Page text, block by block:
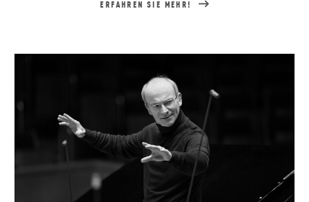
ERFAHREN SIE MEHR!